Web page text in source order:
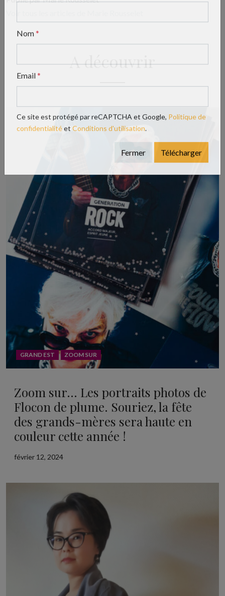
Nom*
Email*
Ce site est protégé par reCAPTCHA et Google,
Fermer Télécharger
A découvrir
GRAND EST ZOOM SUR
Zoom sur… Les portraits photos de
Flocon de plume. Souriez, la fête
des grands-mères sera haute en
couleur cette année !
février 12, 2024